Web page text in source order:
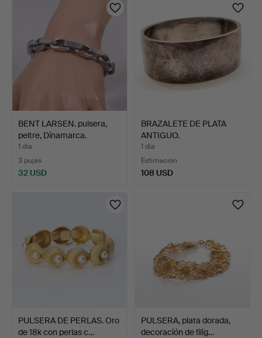
BENT LARSEN. pulsera,
peltre, Dinamarca.
1 día
3 pujas
32 USD
BRAZALETE DE PLATA
ANTIGUO.
1 día
Estimación
108 USD
PULSERA DE PERLAS. Oro
de 18k con perlas c…
PULSERA, plata dorada,
decoración de filig…